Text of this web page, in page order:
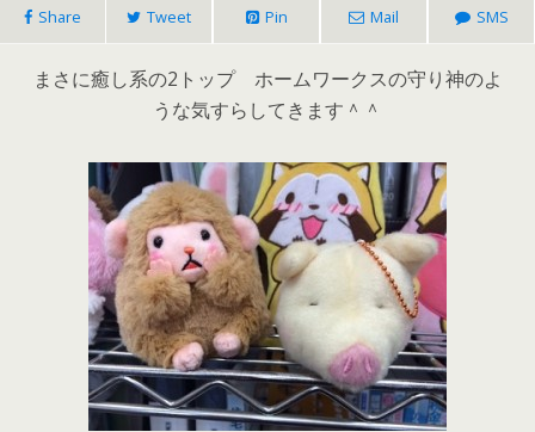
Share Tweet Pin Mail SMS
まさに癒し系の2トップ ホームワークスの守り神のよ
うな気すらしてきます＾＾